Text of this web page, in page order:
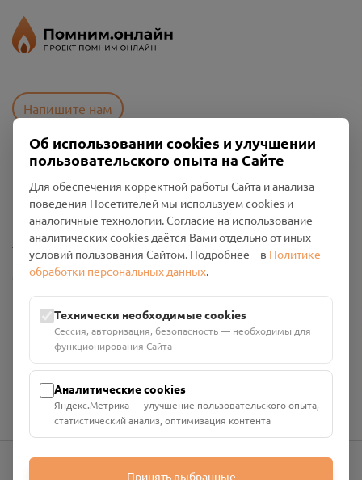
Напишите нам
Политика конфиденциальности
Промо-материалы
Настройки cookies
Общество с ограниченной ответственностью «Смоленский
Проект Помним»
ИНН: 6700029207 ОГРН: 1256700001986
Юридический адрес: 216790, Смоленская область, р-н
Руднянский, г. Рудня, улица Западная, д. 26А, пом. 18
Номер счёта: 40702810901130004287 в АО "АЛЬФА-БАНК"
Об использовании cookies и улучшении
пользовательского опыта на Сайте
Для обеспечения корректной работы Сайта и анализа
поведения Посетителей мы используем cookies и
аналогичные технологии. Согласие на использование
аналитических cookies даётся Вами отдельно от иных
условий пользования Сайтом. Подробнее – в Политике
обработки персональных данных.
Технически необходимые cookies
Сессия, авторизация, безопасность — необходимы для
функционирования Сайта
Аналитические cookies
Яндекс.Метрика — улучшение пользовательского опыта,
статистический анализ, оптимизация контента
Принять выбранные